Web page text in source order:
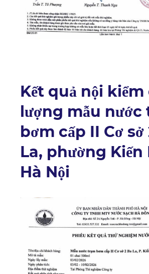
Kết quả nội
lượng mẫu nước
bơm cấp II Cơ sở
La, phường Kiến
Hà Nội